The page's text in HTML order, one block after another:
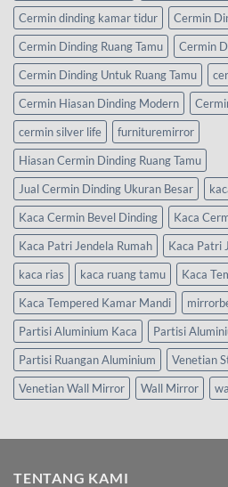
Cermin dinding kamar tidur
Cermin
Cermin Dinding Ruang Tamu
Cermin
Cermin Dinding Untuk Ruang Tamu
Cermin Hiasan Dinding Modern
cermin silver life
furnituremirror
Hiasan Cermin Dinding Ruang Tamu
Jual Cermin Dinding Ukuran Besar
Kaca Cermin Bevel Dinding
Kaca
Kaca Patri Jendela Rumah
Kaca Patri
kaca rias
kaca ruang tamu
Kaca
Kaca Tempered Kamar Mandi
Partisi Aluminium Kaca
Partisi
Partisi Ruangan Aluminium
Venetian
Venetian Wall Mirror
Wall Mirror
TENTANG KAMI